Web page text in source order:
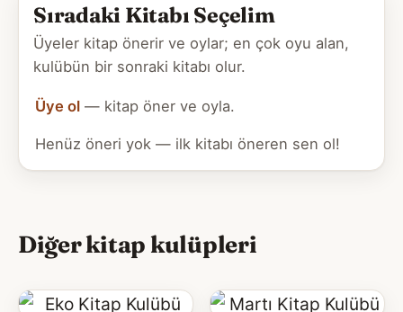
Sıradaki Kitabı Seçelim
Üyeler kitap önerir ve oylar; en çok oyu alan,
kulübün bir sonraki kitabı olur.
Üye ol — kitap öner ve oyla.
Henüz öneri yok — ilk kitabı öneren sen ol!
Diğer kitap kulüpleri